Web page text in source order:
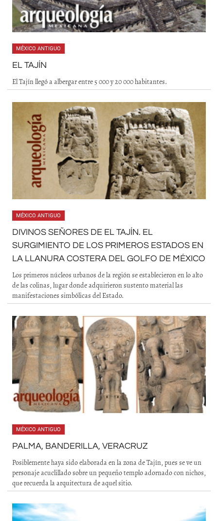
MÉXICO ANTIGUO
EL TAJÍN
El Tajín llegó a albergar entre 5 000 y 20 000 habitantes.
MÉXICO ANTIGUO
DIVINOS SEÑORES DE EL TAJÍN. EL
SURGIMIENTO DE LOS PRIMEROS ESTADOS EN
LA LLANURA COSTERA DEL GOLFO DE MÉXICO
Los primeros núcleos urbanos de la región se establecieron en lo alto
de las colinas, lugar donde adquirieron sustento material las
manifestaciones simbólicas del Estado.
MÉXICO ANTIGUO
PALMA, BANDERILLA, VERACRUZ
Posiblemente haya sido elaborada en la zona de Tajín, pues se ve un
personaje acuclillado sobre un pequeño templo adornado con nichos,
que recuerda la arquitectura de aquel sitio.